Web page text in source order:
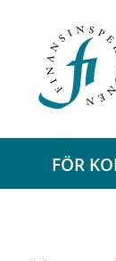
FÖR